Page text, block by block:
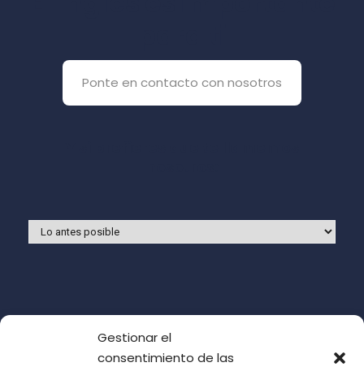
Gestionar el
consentimiento de las
Ponte en contacto con nosotros